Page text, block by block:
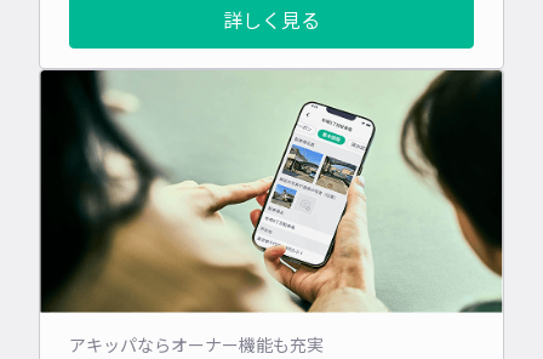
詳しく見る
アキッパならオーナー機能も充実